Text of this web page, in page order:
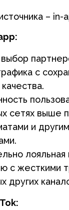
– in-
с
сетях выше
и
с жесткими
других